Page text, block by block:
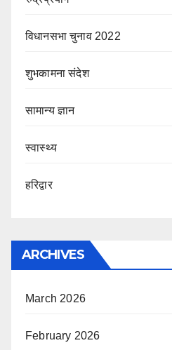
विधानसभा चुनाव 2022
शुभकामना संदेश
सामान्य ज्ञान
स्वास्थ्य
हरिद्वार
ARCHIVES
March 2026
February 2026